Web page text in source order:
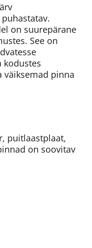
on suurepärane
See on
kodustes
väiksemad pinna
puitlaastplaat,
on soovitav